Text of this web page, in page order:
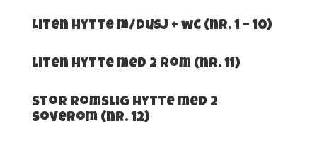
Liten hytte m/dusj + wc (nr. 1 – 10)
Liten hytte med 2 rom (nr. 11)
Stor romslig hytte med 2
soverom (nr. 12)